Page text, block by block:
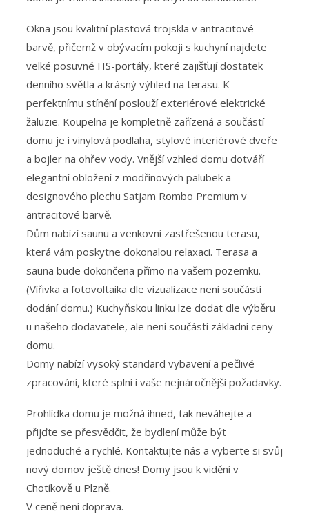
Okna jsou kvalitní plastová trojskla v antracitové
barvě, přičemž v obývacím pokoji s kuchyní najdete
velké posuvné HS-portály, které zajišťují dostatek
denního světla a krásný výhled na terasu. K
perfektnímu stínění poslouží exteriérové elektrické
žaluzie. Koupelna je kompletně zařízená a součástí
domu je i vinylová podlaha, stylové interiérové dveře
a bojler na ohřev vody. Vnější vzhled domu dotváří
elegantní obložení z modřínových palubek a
designového plechu Satjam Rombo Premium v
antracitové barvě.
Dům nabízí saunu a venkovní zastřešenou terasu,
která vám poskytne dokonalou relaxaci. Terasa a
sauna bude dokončena přímo na vašem pozemku.
(Vířivka a fotovoltaika dle vizualizace není součástí
dodání domu.) Kuchyňskou linku lze dodat dle výběru
u našeho dodavatele, ale není součástí základní ceny
domu.
Domy nabízí vysoký standard vybavení a pečlivé
zpracování, které splní i vaše nejnáročnější požadavky.
Prohlídka domu je možná ihned, tak neváhejte a
přijďte se přesvědčit, že bydlení může být
jednoduché a rychlé. Kontaktujte nás a vyberte si svůj
nový domov ještě dnes! Domy jsou k vidění v
Chotíkově u Plzně.
V ceně není doprava.